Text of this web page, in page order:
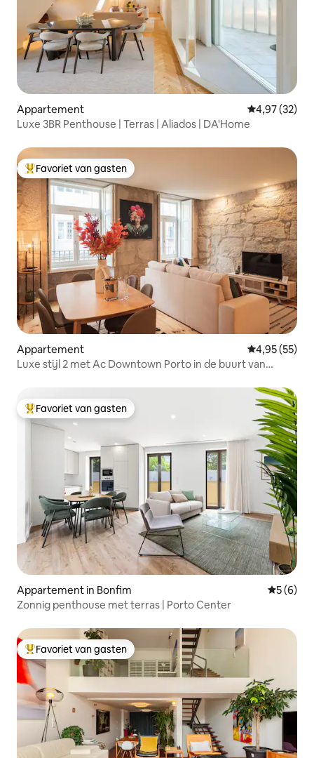
Appartement Gemiddelde
4,97 (32)
Luxe 3BR Penthouse | Terras | Aliados | DA'Home
Topfavoriet van gasten
Favoriet van gasten
Appartement Gemiddelde
4,95 (55)
Luxe stijl 2 met Ac Downtown Porto in de buurt van
Topfavoriet van gasten
Favoriet van gasten
Appartement in Bonfim
5 (6)
Zonnig penthouse met terras | Porto Center
Topfavoriet van gasten
Favoriet van gasten